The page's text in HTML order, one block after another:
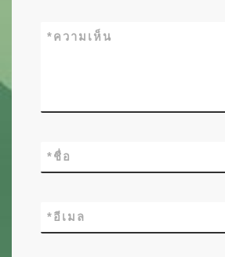
ความเห็น
*
ชื่อ
*
อีเมล
*